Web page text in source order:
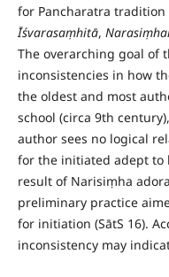
for Pancharatra tradition
Īśvarasaṃhitā,
The overarching goal of
inconsistencies in how
the oldest and most
school (circa 9th
author sees no logical
for the initiated adept to
result of Narisiṃha
preliminary practice
for initiation (SātS 16).
inconsistency may